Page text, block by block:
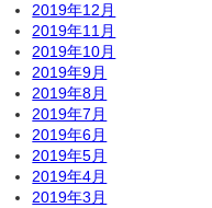
2019年12月
2019年11月
2019年10月
2019年9月
2019年8月
2019年7月
2019年6月
2019年5月
2019年4月
2019年3月